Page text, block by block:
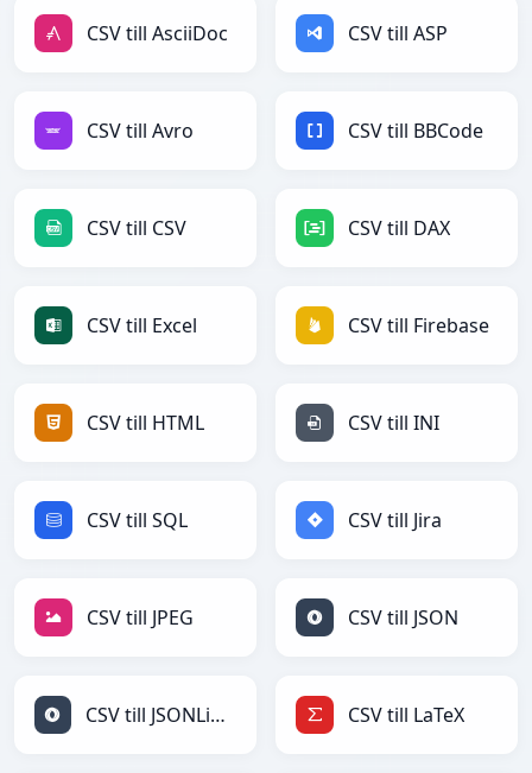
CSV till AsciiDoc CSV till ASP
CSV till Avro CSV till BBCode
CSV till CSV CSV till DAX
CSV till Excel CSV till Firebase
CSV till HTML CSV till INI
CSV till SQL CSV till Jira
CSV till JPEG CSV till JSON
CSV till JSONLines CSV till LaTeX